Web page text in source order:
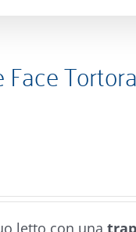
letto con una